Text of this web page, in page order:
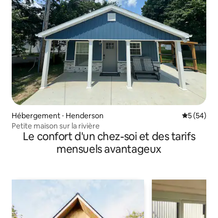
Hébergement ⋅ Henderson
5 (54)
Petite maison sur la rivière
Le confort d'un chez-soi et des tarifs
mensuels avantageux